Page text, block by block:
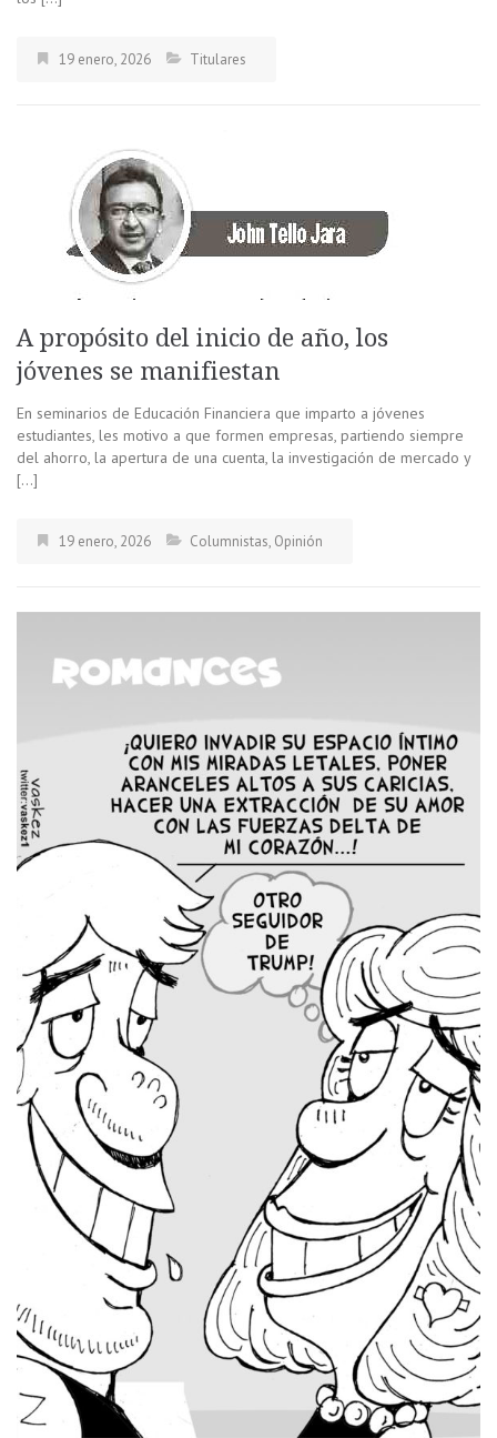
19 enero, 2026 Titulares
A propósito del inicio de año, los
jóvenes se manifiestan
En seminarios de Educación Financiera que imparto a jóvenes
estudiantes, les motivo a que formen empresas, partiendo siempre
del ahorro, la apertura de una cuenta, la investigación de mercado y
[…]
19 enero, 2026 Columnistas, Opinión